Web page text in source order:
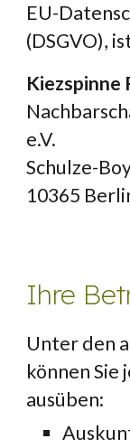
EU-
(DSGVO),
Kiezspinne
e.V.
Schulze-
10365
Ihre
Unter den
können
ausüben: